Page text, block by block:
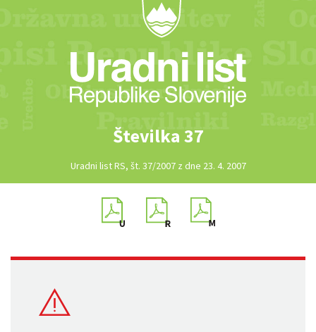
Številka 37
Uradni list RS, št. 37/2007 z dne 23. 4. 2007